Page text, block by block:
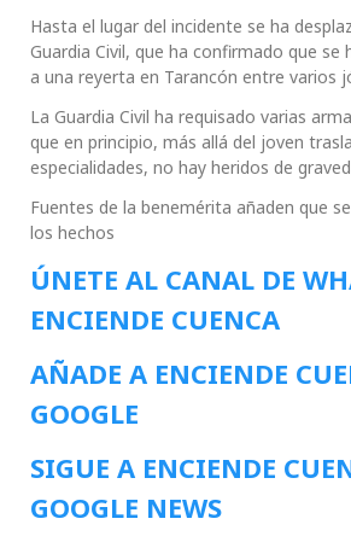
Hasta el lugar del incidente se ha
Guardia Civil, que ha confirmado que se
a una reyerta en Tarancón entre varios
La Guardia Civil ha requisado varias
que en principio, más allá del joven
especialidades, no hay heridos de
Fuentes de la benemérita añaden que
los hechos
ÚNETE AL CANAL DE
ENCIENDE CUENCA
AÑADE A ENCIENDE
GOOGLE
SIGUE A ENCIENDE
GOOGLE NEWS